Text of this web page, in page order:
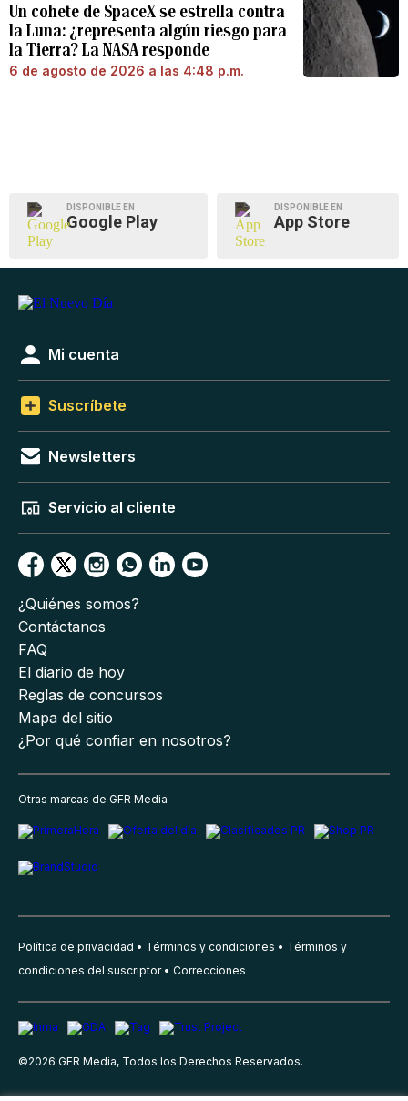
Un cohete de SpaceX se estrella contra
la Luna: ¿representa algún riesgo para
la Tierra? La NASA responde
6 de agosto de 2026 a las 4:48 p.m.
DISPONIBLE EN
Google Play
DISPONIBLE EN
App Store
Mi cuenta
Suscríbete
Newsletters
Servicio al cliente
¿Quiénes somos?
Contáctanos
FAQ
El diario de hoy
Reglas de concursos
Mapa del sitio
¿Por qué confiar en nosotros?
Otras marcas de GFR Media
Política de privacidad Términos y condiciones
Términos y
condiciones del suscriptor
Correcciones
©2026 GFR Media, Todos los Derechos Reservados.